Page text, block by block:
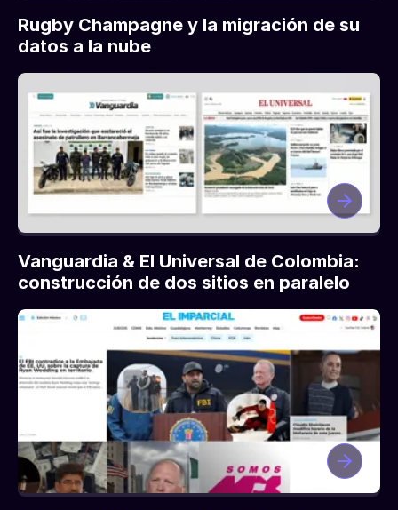
Rugby Champagne y la migración de su
datos a la nube
Vanguardia & El Universal de Colombia:
construcción de dos sitios en paralelo